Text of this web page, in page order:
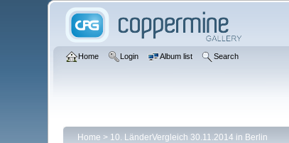
Home Login Album list Search
Home > 10. LänderVergleich 30.11.2014 in Berlin